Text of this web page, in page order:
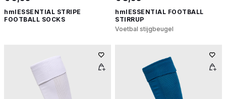
hmlESSENTIAL STRIPE
FOOTBALL SOCKS
hmlESSENTIAL FOOTBALL
STIRRUP
Voetbal stijgbeugel